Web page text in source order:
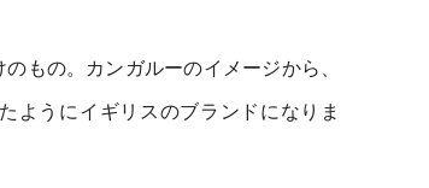
もの。カンガルーのイメージから、
ようにイギリスのブランドになりま